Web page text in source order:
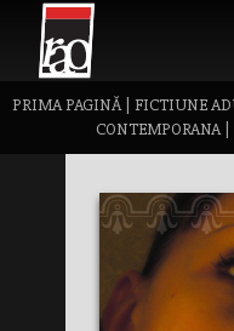
PRIMA PAGINĂ| FICTIUNE
CONTEMPORANA|